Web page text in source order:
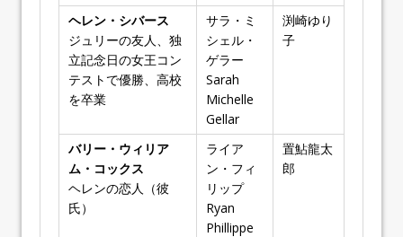
ヘレン・シバース
ジュリーの友人、独
立記念日の女王コン
テストで優勝、高校
を卒業
サラ・ミ
シェル・
ゲラー
Sarah
Michelle
Gellar
渕崎ゆり
子
バリー・ウィリア
ム・コックス
ヘレンの恋人（彼
氏）
ライア
ン・フィ
リップ
Ryan
Phillippe
置鮎龍太
郎